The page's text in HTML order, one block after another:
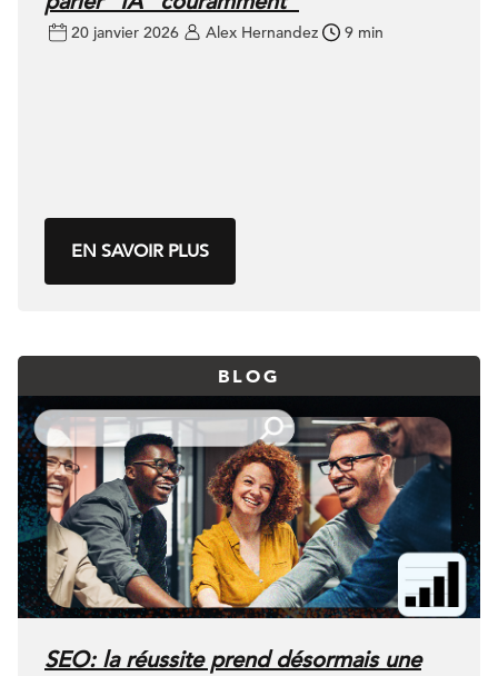
20 janvier 2026 Alex Hernandez 9 min
EN SAVOIR PLUS
BLOG
SEO: la réussite prend désormais une